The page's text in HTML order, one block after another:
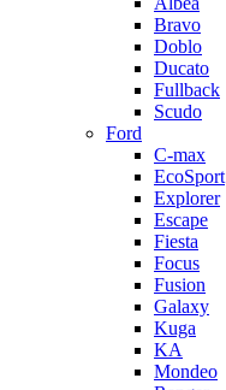
Bravo
Doblo
Ducato
Fullback
Scudo
Ford
C-max
EcoSport
Explorer
Escape
Fiesta
Focus
Fusion
Galaxy
Kuga
KA
Mondeo